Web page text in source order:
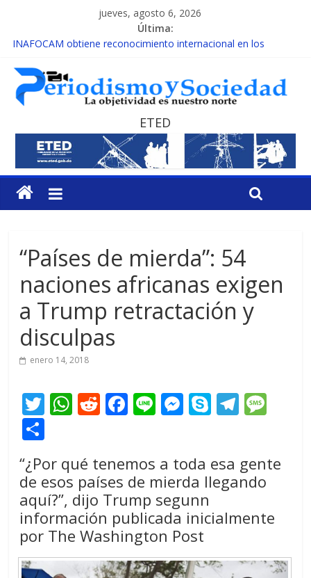
jueves, agosto 6, 2026
Última:
INAFOCAM obtiene reconocimiento internacional en los
15 de febrero de cada año es Día Nacional de la lucha contra el
cáncer infantil
EL ENFOQUE UNILATERAL DE LA COALICIÓN
MESCyT y Universidad Albizu apoyarán rehabilitación de
reclusos
MESCyT presenta calendario de Consulta Nacional por la
Educación
ETED
“Países de mierda”: 54
naciones africanas exigen
a Trump retractación y
disculpas
enero 14, 2018
T
er
W
s
A
p
p
R
di
t
F
b
o
o
k
Li M
e
n
g
er
S
p
e
T
gr
a
m
a
e
m
p
ar
ti
r
“¿Por qué tenemos a toda esa gente
de esos países de mierda llegando
aquí?”, dijo Trump segunn
información publicada inicialmente
por The Washington Post